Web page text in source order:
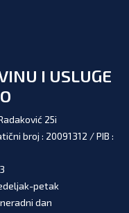
I USLUGE
25i
broj : 20091312 / PIB :
petak
dan